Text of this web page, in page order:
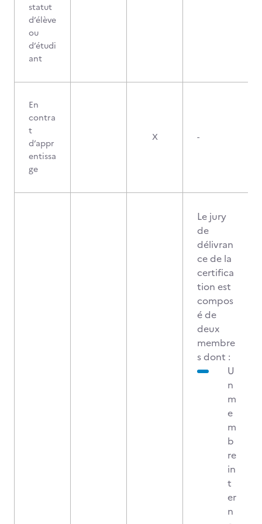
statut
d’élève
ou
d’étudi
ant
En
contra
t
d’appr
entissa
ge
X -
Le jury
de
délivran
ce de la
certifica
tion est
compos
é de
deux
membre
s dont :
U
n
m
e
m
b
re
in
t
er
n